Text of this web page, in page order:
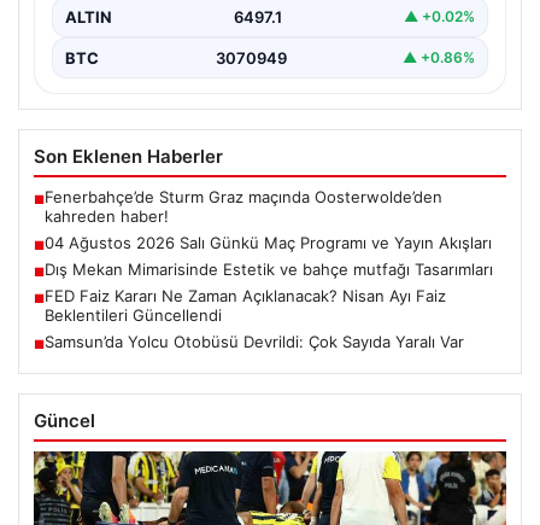
ALTIN 6497.1 ▲ +0.02%
BTC 3070949 ▲ +0.86%
Son Eklenen Haberler
■Fenerbahçe’de Sturm Graz maçında Oosterwolde’den
kahreden haber!
■04 Ağustos 2026 Salı Günkü Maç Programı ve Yayın Akışları
■Dış Mekan Mimarisinde Estetik ve bahçe mutfağı Tasarımları
■FED Faiz Kararı Ne Zaman Açıklanacak? Nisan Ayı Faiz
Beklentileri Güncellendi
■Samsun’da Yolcu Otobüsü Devrildi: Çok Sayıda Yaralı Var
Güncel